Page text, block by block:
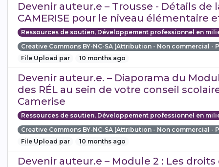
Devenir auteur.e – Trousse - Détails de
CAMERISE pour le niveau élémentaire
Ressources de soutien, Développement professionnel en
Creative Commons BY-NC-SA (Attribution - Non commercial
File Upload par
10 months ago
Devenir auteur.e. – Diaporama du
des RÉL au sein de votre conseil
Camerise
Ressources de soutien, Développement professionnel en
Creative Commons BY-NC-SA (Attribution - Non commercial
File Upload par
10 months ago
Devenir auteur.e – Module 2 : Les